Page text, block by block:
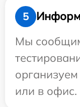
5
Мы
или в офис.